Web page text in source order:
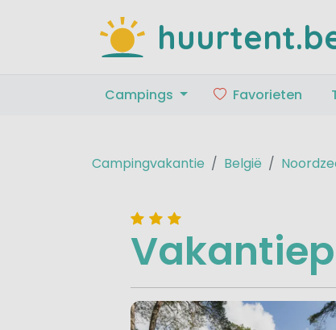
Campings Favorieten
Campingvakantie België